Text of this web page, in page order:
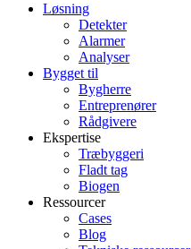
Løsning
Detekter
Alarmer
Analyser
Bygget til
Bygherre
Entreprenører
Rådgivere
Ekspertise
Træbyggeri
Fladt tag
Biogen
Ressourcer
Cases
Blog